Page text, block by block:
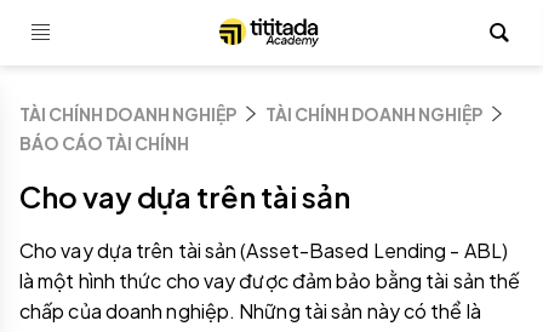
TÀI CHÍNH DOANH NGHIỆP
TÀI CHÍNH DOANH NGHIỆP
BÁO CÁO TÀI CHÍNH
Cho vay dựa trên tài sản
Cho vay dựa trên tài sản (Asset-Based Lending - ABL)
là một hình thức cho vay được đảm bảo bằng tài sản thế
chấp của doanh nghiệp. Những tài sản này có thể là